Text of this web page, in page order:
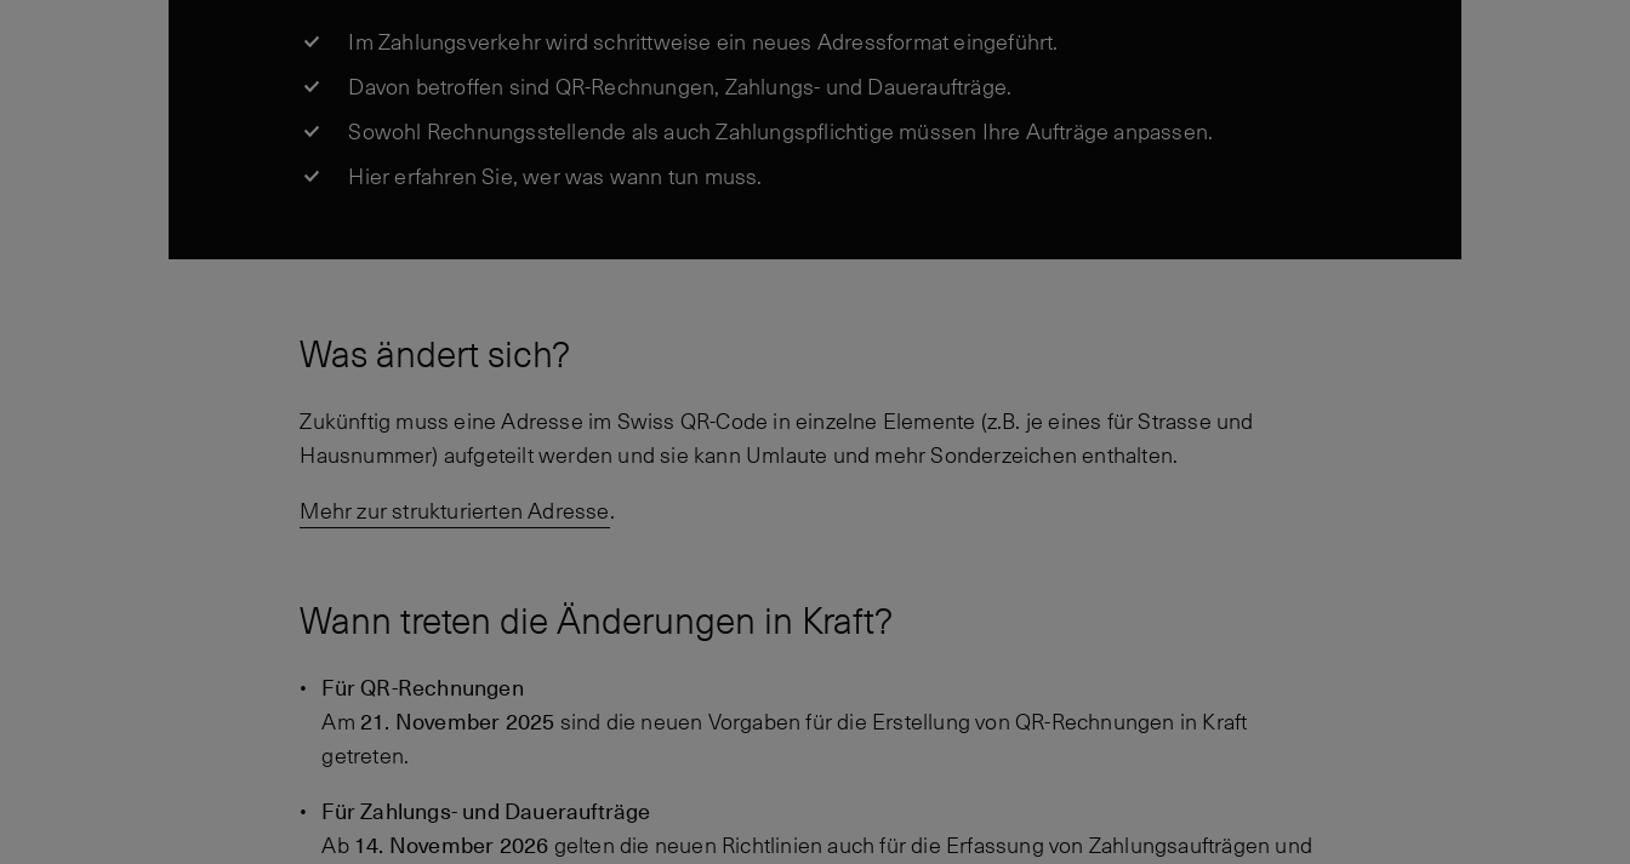
Im Zahlungsverkehr wird schrittweise ein neues Adressformat eingeführt.
Davon betroffen sind QR-Rechnungen, Zahlungs- und Daueraufträge.
Sowohl Rechnungsstellende als auch Zahlungspflichtige müssen Ihre Aufträge anpassen.
Hier erfahren Sie, wer was wann tun muss.
Was ändert sich?
Zukünftig muss eine Adresse im Swiss QR-Code in einzelne Elemente (z.B. je eines für Strasse und
Hausnummer) aufgeteilt werden und sie kann Umlaute und mehr Sonderzeichen enthalten.
Mehr zur strukturierten Adresse.
Wann treten die Änderungen in Kraft?
Für QR-Rechnungen
Am 21. November 2025 sind die neuen Vorgaben für die Erstellung von QR-Rechnungen in Kraft
getreten.
Für Zahlungs- und Daueraufträge
Ab 14. November 2026 gelten die neuen Richtlinien auch für die Erfassung von Zahlungsaufträgen und